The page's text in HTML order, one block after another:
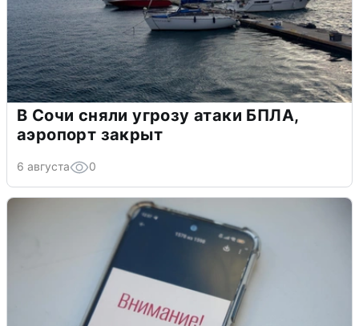
В Сочи сняли угрозу атаки БПЛА,
аэропорт закрыт
6 августа 0